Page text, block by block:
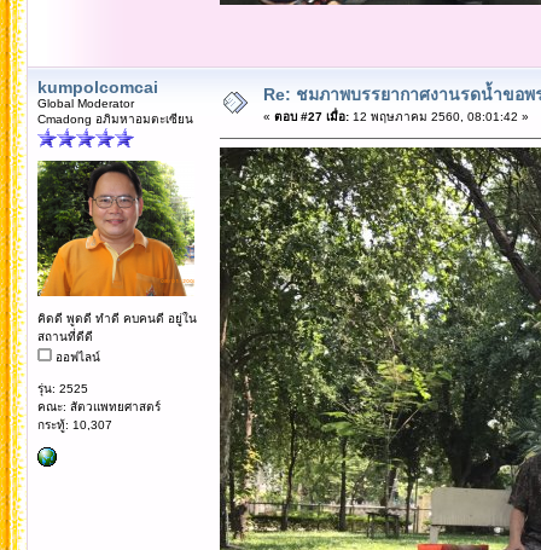
kumpolcomcai
Global Moderator
Cmadong อภิมหาอมตะเซียน
คิดดี พูดดี ทำดี คบคนดี อยู่ใน
สถานที่ดีดี
ออฟไลน์
รุ่น: 2525
คณะ: สัตวแพทยศาสตร์
กระทู้: 10,307
Re: ชมภาพบรรยากาศงานรดน้ำขอ
« ตอบ #27 เมื่อ:12 พฤษภาคม 2560, 08:01:42 »